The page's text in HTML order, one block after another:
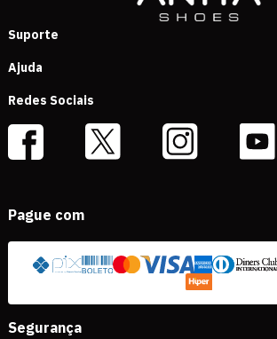
Suporte
Ajuda
Redes Sociais
Pague com
Segurança